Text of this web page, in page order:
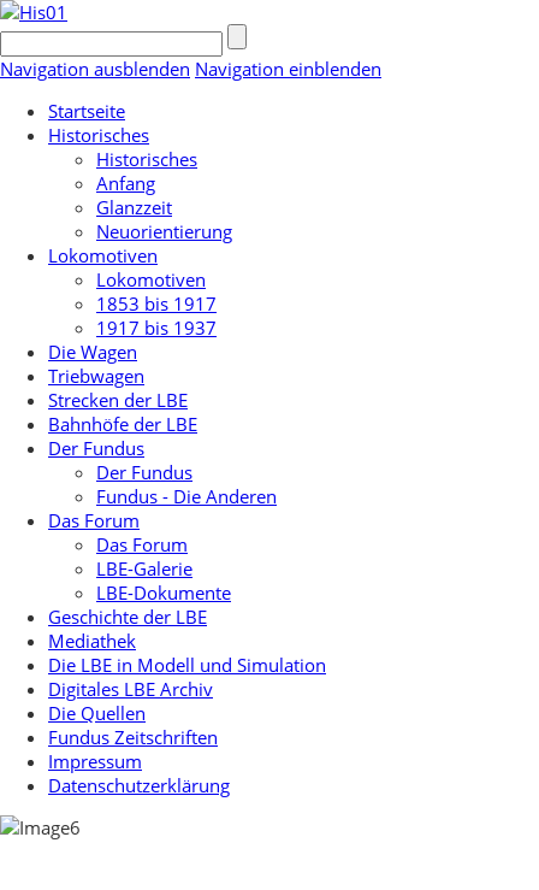
Navigation ausblenden Navigation einblenden
Startseite
Historisches
Historisches
Anfang
Glanzzeit
Neuorientierung
Lokomotiven
Lokomotiven
1853 bis 1917
1917 bis 1937
Die Wagen
Triebwagen
Strecken der LBE
Bahnhöfe der LBE
Der Fundus
Der Fundus
Fundus - Die Anderen
Das Forum
Das Forum
LBE-Galerie
LBE-Dokumente
Geschichte der LBE
Mediathek
Die LBE in Modell und Simulation
Digitales LBE Archiv
Die Quellen
Fundus Zeitschriften
Impressum
Datenschutzerklärung